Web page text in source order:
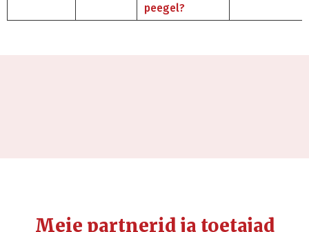
peegel?
Meie partnerid ja toetajad